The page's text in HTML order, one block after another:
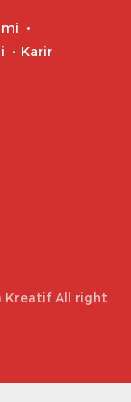
Karir
Kreatif All right